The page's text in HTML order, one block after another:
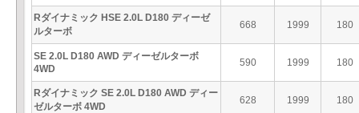
Rダイナミック HSE 2.0L D180 ディーゼ
ルターボ
668 1999 180
SE 2.0L D180 AWD ディーゼルターボ
4WD
590 1999 180
Rダイナミック SE 2.0L D180 AWD ディー
ゼルターボ 4WD
628 1999 180